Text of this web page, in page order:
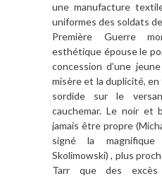
une manufacture
uniformes des soldats
Première Guerre
esthétique épouse le
concession d’une
misère et la duplicité,
sordide sur le
cauchemar. Le noir et
jamais être propre
signé la
Skolimowski) , plus
Tarr que des excès